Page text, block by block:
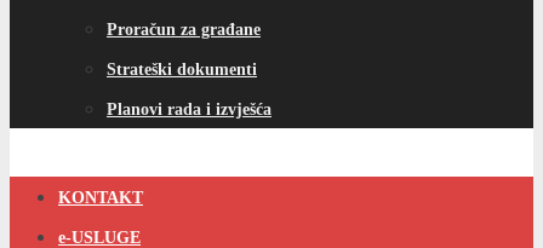
Proračun za građane
Strateški dokumenti
Planovi rada i izvješća
KONTAKT
e-USLUGE